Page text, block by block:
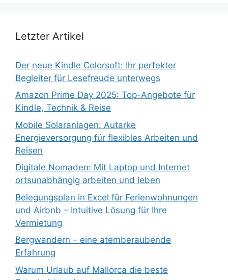
Letzter Artikel
Der neue Kindle Colorsoft: Ihr perfekter
Begleiter für Lesefreude unterwegs
Amazon Prime Day 2025: Top-Angebote für
Kindle, Technik & Reise
Mobile Solaranlagen: Autarke
Energieversorgung für flexibles Arbeiten und
Reisen
Digitale Nomaden: Mit Laptop und Internet
ortsunabhängig arbeiten und leben
Belegungsplan in Excel für Ferienwohnungen
und Airbnb – Intuitive Lösung für Ihre
Vermietung
Bergwandern – eine atemberaubende
Erfahrung
Warum Urlaub auf Mallorca die beste